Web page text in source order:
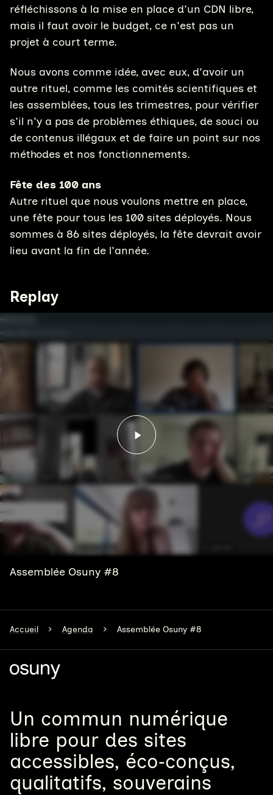
réfléchissons à la mise en place d'un CDN libre,
mais il faut avoir le budget, ce n'est pas un
projet à court terme.
Nous avons comme idée, avec eux, d'avoir un
autre rituel, comme les comités scientifiques et
les assemblées, tous les trimestres, pour vérifier
s'il n'y a pas de problèmes éthiques, de souci ou
de contenus illégaux et de faire un point sur nos
méthodes et nos fonctionnements.
Fête des 100 ans
Autre rituel que nous voulons mettre en place,
une fête pour tous les 100 sites déployés. Nous
sommes à 86 sites déployés, la fête devrait avoir
lieu avant la fin de l'année.
Replay
Lancer la vidéo -
Assemblée Osuny #8
Accueil Agenda Assemblée Osuny #8
Un commun numérique
libre pour des sites
accessibles, éco‑conçus,
qualitatifs, souverains